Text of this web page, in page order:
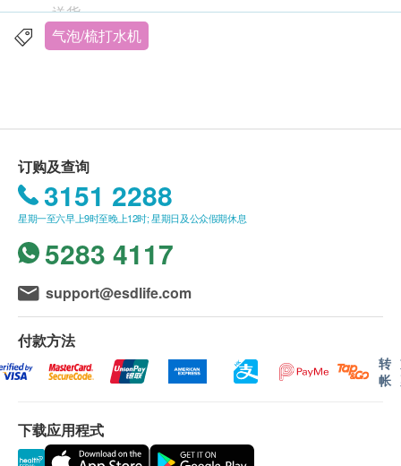
产品介绍:
适用于Aarke 气泡水/梳打水机
轻巧实用，可外出携带
不可放进洗碗碟机
如破损不可使用
送货。
订单金额不足HK$500顾客需支付运费HK$35。
时间不设选择，星期日并不提供派送服务。
因资讯不足无法配送的滞留订单将会被配送方保留，
直至配送方联络香港洁净水有限公司。香港洁净水有
限公司将会以电子邮件的形式通知用户，请回覆信箱
中的邮件或联系客服人员。逾期5日未能得到回覆的
订单香港洁净水有限公司将安排返回仓库及退款。
送货地区:
香港岛、九龙、新界及离岛：大屿山地区（东涌／愉
景湾／赤腊角／香港迪士尼／马湾)
岛遍远地区（梅窝／贝澳／长沙／塘福／石壁／昂坪
／大澳／ 长洲／南丫岛)
气泡/梳打水机
订购及查询
3151 2288
星期一至六早上9时至晚上12时; 星期日及公众假期休息
5283 4117
support@esdlife.com
付款方法
转
帐
下载应用程式